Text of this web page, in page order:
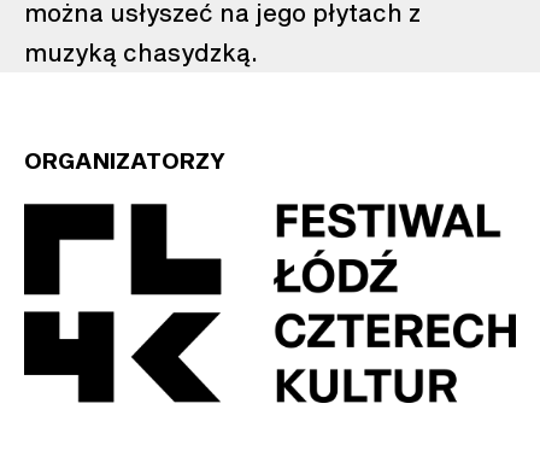
można usłyszeć na jego płytach z
muzyką chasydzką.
ORGANIZATORZY